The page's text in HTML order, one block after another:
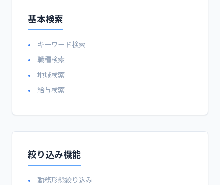
基本検索
キーワード検索
職種検索
地域検索
給与検索
絞り込み機能
勤務形態絞り込み